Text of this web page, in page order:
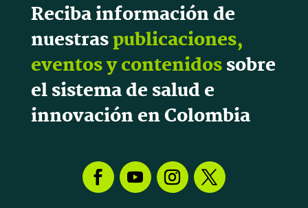
Reciba información de
nuestraspublicaciones,
eventos y contenidossobre
el sistema de salud e
innovación en Colombia